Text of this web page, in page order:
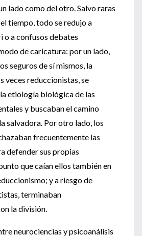
lado como del otro. Salvo raras
tiempo, todo se redujo a
o a confusos debates
de caricatura: por un lado,
seguros de sí mismos, la
veces reduccionistas, se
etiología biológica de las
y buscaban el camino
salvadora. Por otro lado, los
frecuentemente las
defender sus propias
que caían ellos también en
y a riesgo de
terminaban
la división.
neurociencias y psicoanálisis